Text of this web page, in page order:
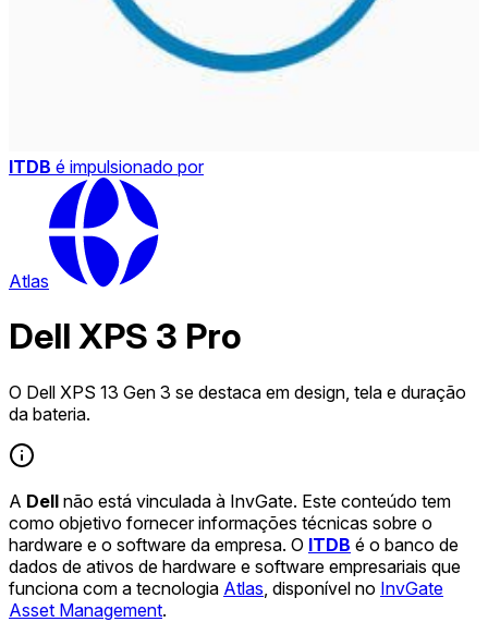
ITDB é impulsionado por
Atlas
Dell XPS 3 Pro
O Dell XPS 13 Gen 3 se destaca em design, tela e duração
da bateria.
A Dell não está vinculada à InvGate. Este conteúdo tem
como objetivo fornecer informações técnicas sobre o
hardware e o software da empresa. O ITDB é o banco de
dados de ativos de hardware e software empresariais que
funciona com a tecnologia Atlas , disponível no InvGate
Asset Management.